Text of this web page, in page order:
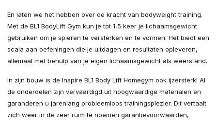
En laten we het hebben over de kracht van bodyweight training.
Met de BL1 BodyLift Gym kun je tot 1,5 keer je lichaamsgewicht
gebruiken om je spieren te versterken en te vormen. Het biedt een
scala aan oefeningen die je uitdagen en resultaten opleveren,
allemaal met behulp van je eigen lichaamsgewicht als weerstand.
In zijn bouw is de Inspire BL1 Body Lift Homegym ook ijzersterk! Al
de onderdelen zijn vervaardigd uit hoogwaardige materialen en
garanderen u jarenlang probleemloos trainingsplezier. Dit vertaalt
zich weer in de zeer ruim te noemen garantievoorwaarden,